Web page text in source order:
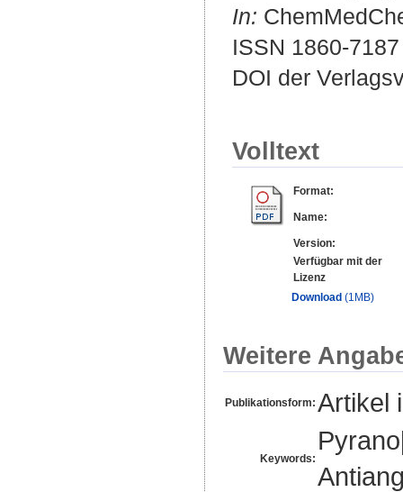
In:
ISSN 1860-7187
DOI der
Volltext
Format:
Name:
Version:
Verfügbar mit der
Lizenz
Download (1MB)
Weitere
Publikationsform: Artikel
Keywords: